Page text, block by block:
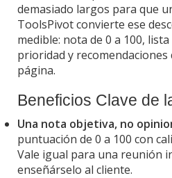
demasiado largos para que
ToolsPivot convierte ese
medible: nota de 0 a 100,
prioridad y
página.
Beneficios Clave de
Una nota objetiva, no
puntuación de 0 a 100 con
Vale igual para una reunión
enseñárselo al cliente.